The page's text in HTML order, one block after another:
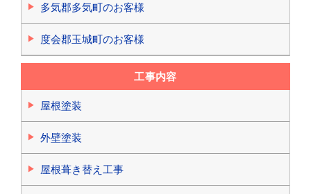
多気郡多気町のお客様
度会郡玉城町のお客様
工事内容
屋根塗装
外壁塗装
屋根葺き替え工事